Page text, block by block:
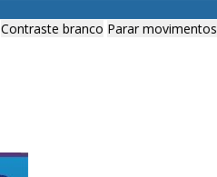
Contraste branco Parar movimentos